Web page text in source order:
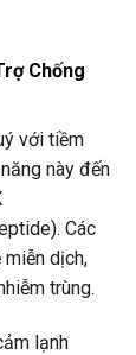
Chống
với tiềm
này đến
Các
dịch,
trùng.
lạnh